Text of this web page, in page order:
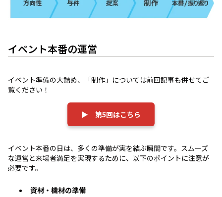
イベント本番の運営
イベント準備の大詰め、「制作」については前回記事も併せてご
覧ください！
▶ 第5回はこちら
イベント本番の日は、多くの準備が実を結ぶ瞬間です。スムーズ
な運営と来場者満足を実現するために、以下のポイントに注意が
必要です。
資材・機材の準備